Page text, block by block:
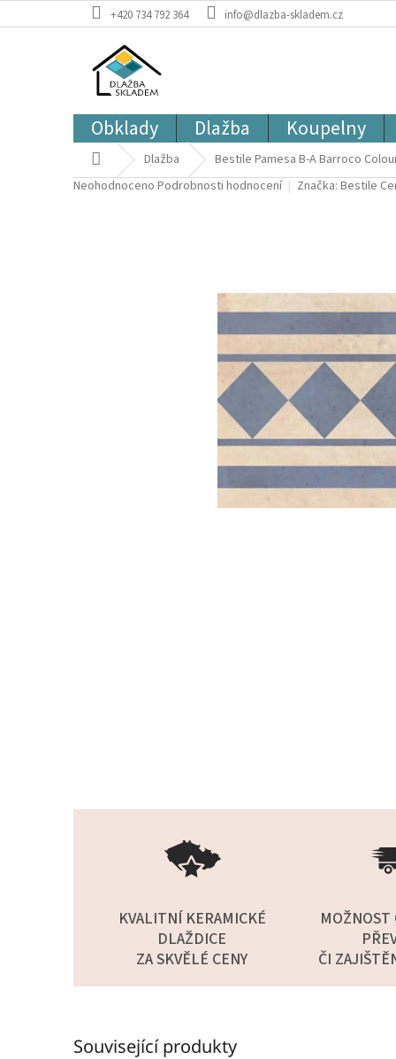
na
+420 734 792 364 info@dlazba-skladem.cz
Obklady Dlažba Koupelny
Domů Dlažba
Bestile Pamesa B-A Barroco
Průměrné
Neohodnoceno Podrobnosti hodnocení Značka: Bestile
KVALITNÍ KERAMICKÉ
DLAŽDICE
ZA SKVĚLÉ CENY
ČI
Související produkty